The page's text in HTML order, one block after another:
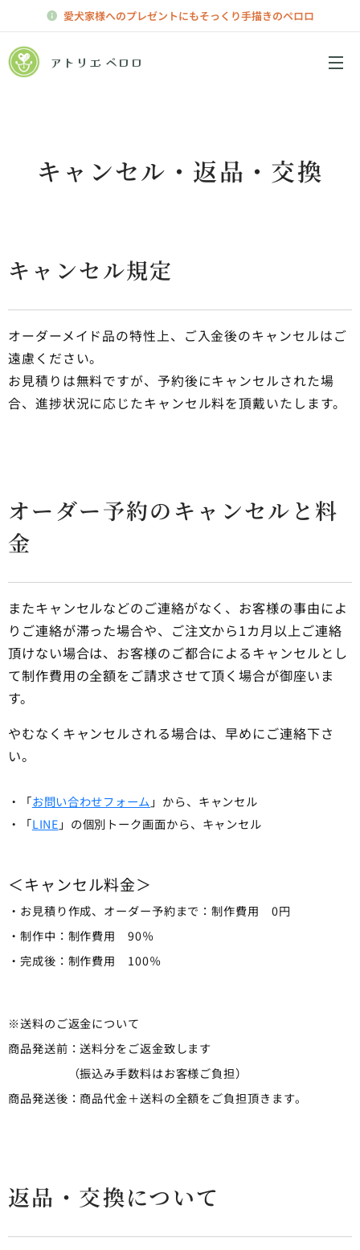
愛犬家様へのプレゼントにもそっくり手描きのペロロ
アトリエ ペロロ
キャンセル・返品・交換
キャンセル規定
オーダーメイド品の特性上、ご入金後のキャンセルはご
遠慮ください。
お見積りは無料ですが、予約後にキャンセルされた場
合、進捗状況に応じたキャンセル料を頂戴いたします。
オーダー予約のキャンセルと料
金
またキャンセルなどのご連絡がなく、お客様の事由によ
りご連絡が滞った場合や、ご注文から1カ月以上ご連絡
頂けない場合は、お客様のご都合によるキャンセルとし
て制作費用の全額をご請求させて頂く場合が御座いま
す。
やむなくキャンセルされる場合は、早めにご連絡下さ
い。
・「お問い合わせフォーム 」から、キャンセル
・「LINE 」の個別トーク画面から、キャンセル
＜キャンセル料金＞
・お見積り作成、オーダー予約まで：制作費用 0円
・制作中：制作費用 90％
・完成後：制作費用 100％
※送料のご返金について
商品発送前：送料分をご返金致します
（振込み手数料はお客様ご負担）
商品発送後：商品代金＋送料の全額をご負担頂きます。
返品・交換について